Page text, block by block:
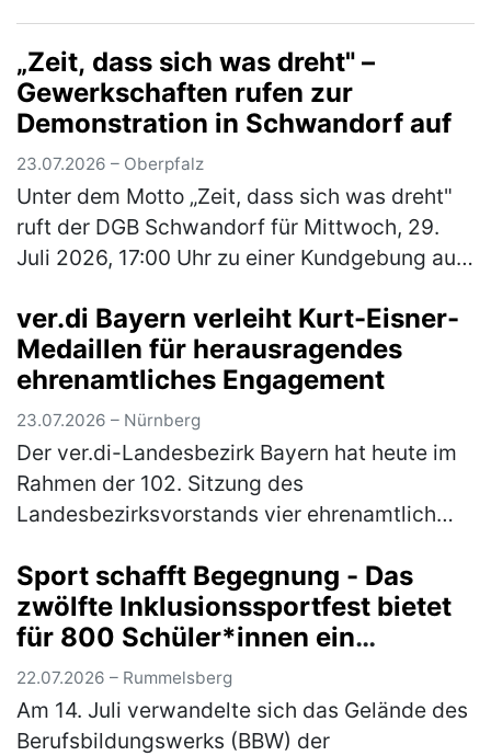
star…(mehr)
„Zeit, dass sich was dreht" –
Gewerkschaften rufen zur
Demonstration in Schwandorf auf
23.07.2026 – Oberpfalz
Unter dem Motto „Zeit, dass sich was dreht"
ruft der DGB Schwandorf für Mittwoch, 29.
Juli 2026, 17:00 Uhr zu einer Kundgebung auf
Mittelpunkt stehen die Sorgen der B…(mehr)
ver.di Bayern verleiht Kurt-Eisner-
Medaillen für herausragendes
ehrenamtliches Engagement
23.07.2026 – Nürnberg
Der ver.di-Landesbezirk Bayern hat heute im
Rahmen der 102. Sitzung des
Landesbezirksvorstands vier ehrenamtlich
Medaille ausgezeichnet. Mit der höchsten
Eh…(mehr)
Sport schafft Begegnung - Das
zwölfte Inklusionssportfest bietet
für 800 Schüler*innen ein
vielfältiges Bewegungsangebot
22.07.2026 – Rummelsberg
Am 14. Juli verwandelte sich das Gelände des
Berufsbildungswerks (BBW) der